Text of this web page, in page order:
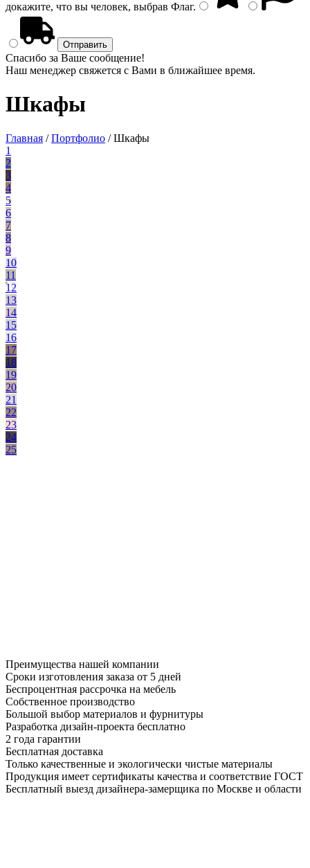
докажите, что вы человек, выбрав Флаг.
Спасибо за Ваше сообщение!
Наш менеджер свяжется с Вами в ближайшее время.
Шкафы
Главная /Портфолио /Шкафы
1
2
3
4
5
6
7
8
9
10
11
12
13
14
15
16
17
18
19
20
21
22
23
24
25
Преимущества нашей компании
Сроки изготовления заказа от 5 дней
Беспроцентная рассрочка на мебель
Собственное производство
Большой выбор материалов и фурнитуры
Разработка дизайн-проекта бесплатно
2 года гарантии
Бесплатная доставка
Только качественные и экологически чистые материалы
Продукция имеет сертификаты качества и соответствие ГОСТ
Бесплатный выезд дизайнера-замерщика по Москве и области